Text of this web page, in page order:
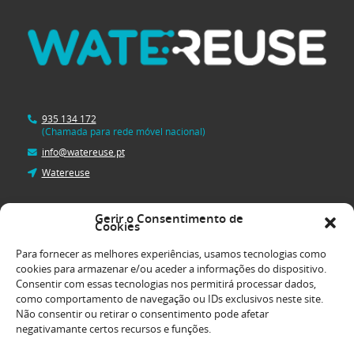
Gerir o Consentimento de
Cookies
Para fornecer as melhores experiências, usamos tecnologias como
cookies para armazenar e/ou aceder a informações do dispositivo.
Consentir com essas tecnologias nos permitirá processar dados,
como comportamento de navegação ou IDs exclusivos neste site.
Não consentir ou retirar o consentimento pode afetar
negativamante certos recursos e funções.
935 134 172
(Chamada para rede móvel nacional)
info@watereuse.pt
Watereuse
Watereuse - Edifício E
2740-120 Porto Salvo